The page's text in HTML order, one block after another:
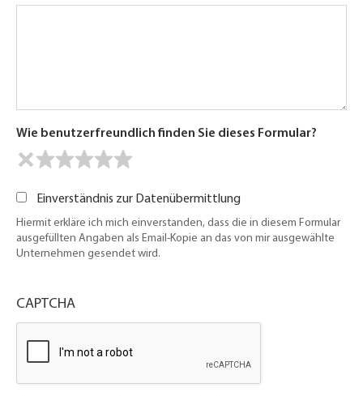
Wie benutzerfreundlich finden Sie dieses Formular?
Einverständnis zur Datenübermittlung
Hiermit erkläre ich mich einverstanden, dass die in diesem Formular
ausgefüllten Angaben als Email-Kopie an das von mir ausgewählte
Unternehmen gesendet wird.
CAPTCHA